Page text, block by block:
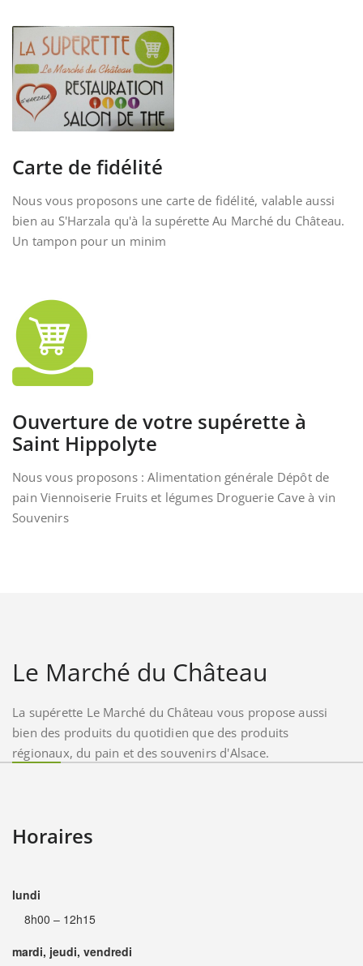
Carte de fidélité
Nous vous proposons une carte de fidélité, valable aussi
bien au S'Harzala qu'à la supérette Au Marché du Château.
Un tampon pour un minim
Ouverture de votre supérette à
Saint Hippolyte
Nous vous proposons : Alimentation générale Dépôt de
pain Viennoiserie Fruits et légumes Droguerie Cave à vin
Souvenirs
Le Marché du Château
La supérette Le Marché du Château vous propose aussi
bien des produits du quotidien que des produits
régionaux, du pain et des souvenirs d'Alsace.
Horaires
lundi
8h00 – 12h15
mardi, jeudi, vendredi